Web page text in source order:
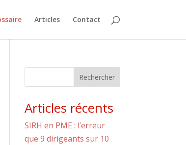
Articles Contact
Rechercher
Articles récents
SIRH en PME : l’erreur
que 9 dirigeants sur 10